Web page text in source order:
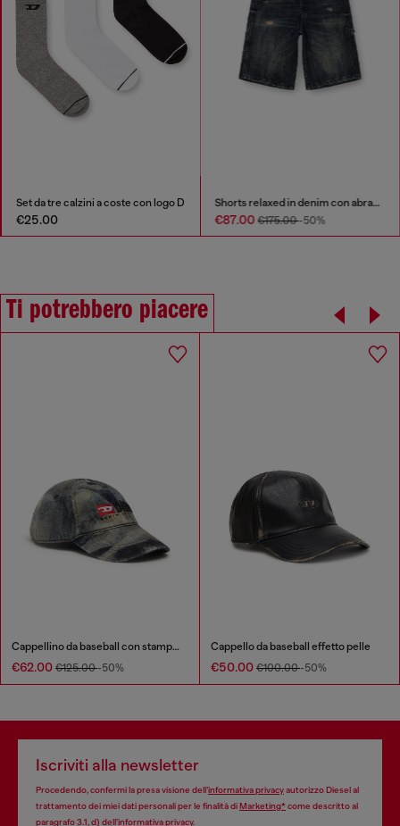
Set da tre calzini a coste con logo D
€25.00
Shorts relaxed in denim con abrasioni
€87.00€175.00-50%
Ti potrebbero piacere
Cappellino da baseball con stampa camouflage all-over
€62.00 €125.00-50%
Cappello da baseball effetto pelle
€50.00 €100.00-50%
Iscriviti alla newsletter
Procedendo, confermi la presa visione dell’informativa privacyautorizzo Diesel al
trattamento dei miei dati personali per le finalità diMarketing*come descritto al
paragrafo 3.1, d) dell’informativa privacy.